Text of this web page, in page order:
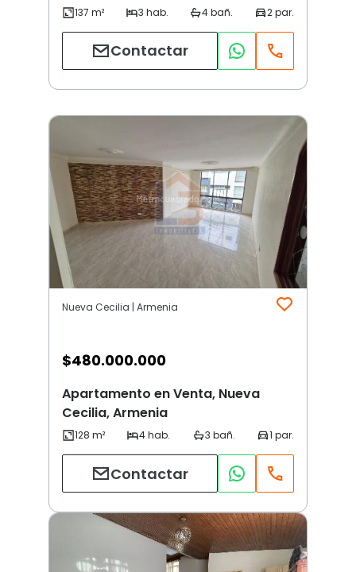
Contactar
Nueva Cecilia | Armenia
$480.000.000
Apartamento en Venta, Nueva
Cecilia, Armenia
Contactar